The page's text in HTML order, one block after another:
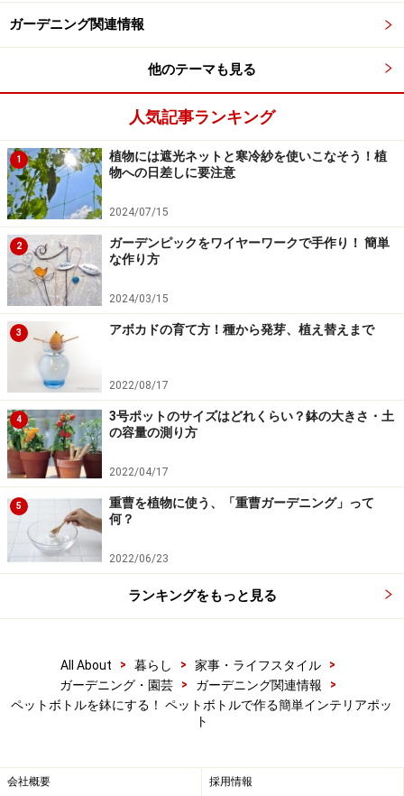
右の作品はペットボトルの透明感を活かして、鉢受け部
分にビー玉を入れ、鉢部分には園芸用の高分子ポリマー
を入れてポトスを植え込みました。
光を受けたときのキラキラ感が、インテリアにも良いで
すね。
小さな子なら、マーカーで着色するだけでも面白い作品に
お子さんが作るのでしたら、いろいろな色のビニールテ
ープ巻いてみたり、マーカーで着色して「オリジナル」
を演出しましょう。
両面テープで簡単に貼れる小さなガラスタイルや、おは
じき、ビーズといったものをあしらっても可愛いです
ね。
また、ペットボトル一本を横に使って鉢受けにして、
ガーデニング関連情報
他のテーマも見る
人気記事ランキング
1
植物には遮光ネットと寒冷紗を使いこなそう！植
物への日差しに要注意
2024/07/15
2
ガーデンピックをワイヤーワークで手作り！ 簡単
な作り方
2024/03/15
3 アボカドの育て方！種から発芽、植え替えまで
2022/08/17
4
3号ポットのサイズはどれくらい？鉢の大きさ・土
の容量の測り方
2022/04/17
5
重曹を植物に使う、「重曹ガーデニング」って
何？
2022/06/23
ランキングをもっと見る
All About > 暮らし > 家事・ライフスタイル
>
ガーデニング・園芸
> ガーデニング関連情報
>
ペットボトルを鉢にする！ ペットボトルで作る簡単インテリアポッ
ト
会社概要 採用情報